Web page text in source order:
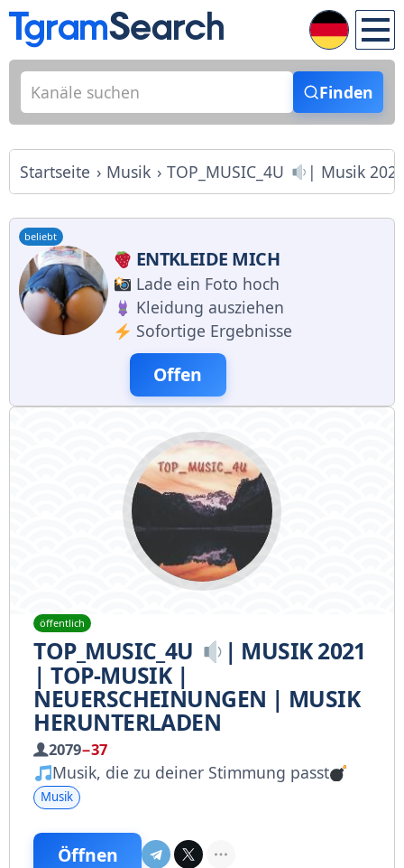
Finden
Startseite Musik TOP_MUSIC_4U | Musik
beliebt
ENTKLEIDE MICH
Lade ein Foto hoch
Kleidung ausziehen
Sofortige Ergebnisse
Offen
öffentlich
TOP_MUSIC_4U
| MUSIK 2021
| TOP-MUSIK |
NEUERSCHEINUNGEN | MUSIK
HERUNTERLADEN
2079−37
Musik, die zu deiner Stimmung passt
Musik
Öffnen